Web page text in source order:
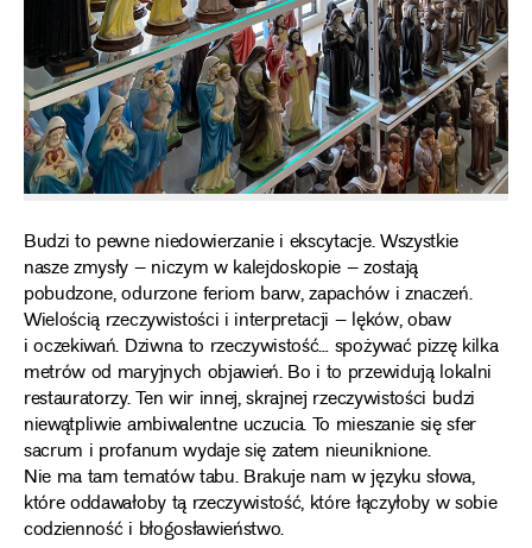
Budzi to pewne niedowierzanie i ekscytacje. Wszystkie
nasze zmysły – niczym w kalejdoskopie – zostają
pobudzone, odurzone feriom barw, zapachów i znaczeń.
Wielością rzeczywistości i interpretacji – lęków, obaw
i oczekiwań. Dziwna to rzeczywistość… spożywać pizzę kilka
metrów od maryjnych objawień. Bo i to przewidują lokalni
restauratorzy. Ten wir innej, skrajnej rzeczywistości budzi
niewątpliwie ambiwalentne uczucia. To mieszanie się sfer
sacrum i profanum wydaje się zatem nieuniknione.
Nie ma tam tematów tabu. Brakuje nam w języku słowa,
które oddawałoby tą rzeczywistość, które łączyłoby w sobie
codzienność i błogosławieństwo.